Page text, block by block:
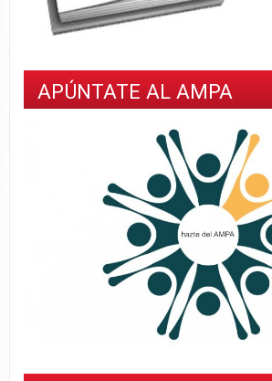
APÚNTATE AL AMPA